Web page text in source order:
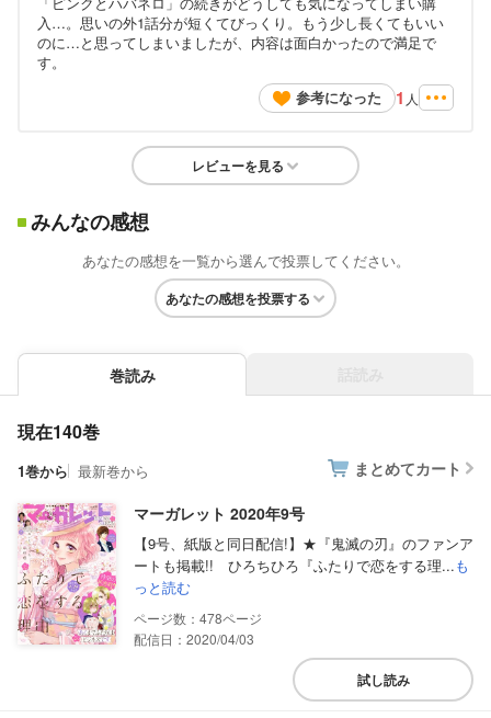
入…。思いの外1話分が短くてびっくり。もう少し長くてもいい
のに…と思ってしまいましたが、内容は面白かったので満足で
す。
参考になった
1 人
レビューを見る
みんなの感想
あなたの感想を一覧から選んで投票してください。
あなたの感想を投票する
巻読み
現在140巻
1巻から 最新巻から まとめてカート
マーガレット 2020年9号
【9号、紙版と同日配信!】★『鬼滅の刃』のファンア
ートも掲載!! ひろちひろ『ふたりで恋をする理...も
っと読む
478
配信日：2020/04/03
試し読み